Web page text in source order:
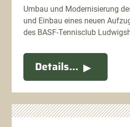
Umbau und Modernisierung
und Einbau eines neuen
des BASF-Tennisclub
Details…